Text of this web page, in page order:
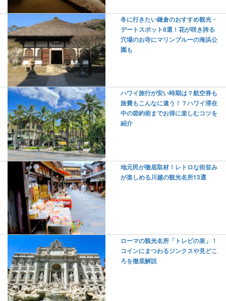
冬に行きたい鎌倉のおすすめ観光・
デートスポット8選！花が咲き誇る
穴場のお寺にマリンブルーの海浜公
園も
ハワイ旅行が安い時期は？航空券も
旅費もこんなに違う！？ハワイ滞在
中の節約術までお得に楽しむコツを
紹介
地元民が徹底取材！レトロな街並み
が楽しめる川越の観光名所13選
ローマの観光名所「トレビの泉」！
コインにまつわるジンクスや見どこ
ろを徹底解説